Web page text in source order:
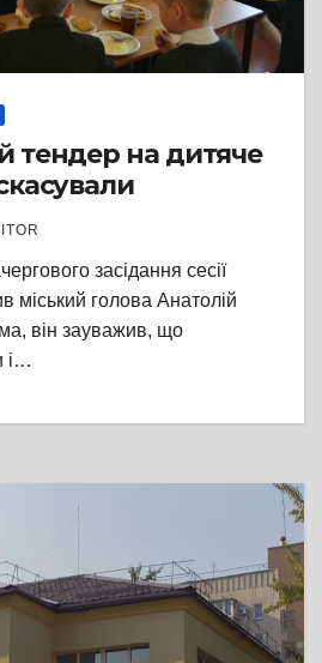
тендер на дитяче
засідання сесії
міський голова Анатолій
він зауважив, що
і…